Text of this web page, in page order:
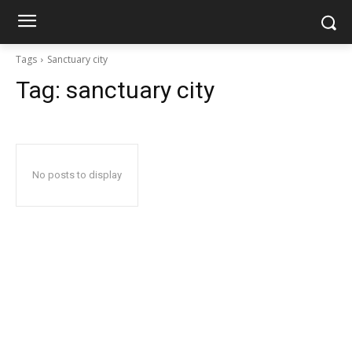
Tags Sanctuary city
Tag: sanctuary city
No posts to display